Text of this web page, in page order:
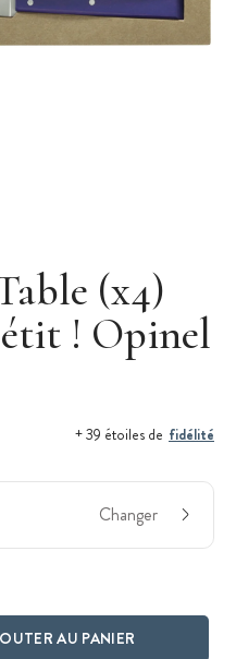
(x4)
! Opinel
+ 39 étoiles de fidélité
Changer
AU PANIER